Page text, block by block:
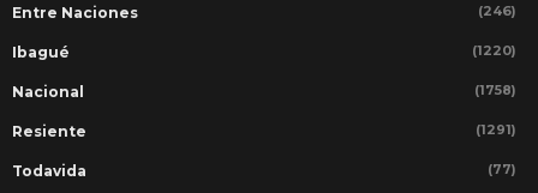
Entre Naciones (246)
Ibagué (1220)
Nacional (1758)
Resiente (1291)
Todavida (77)